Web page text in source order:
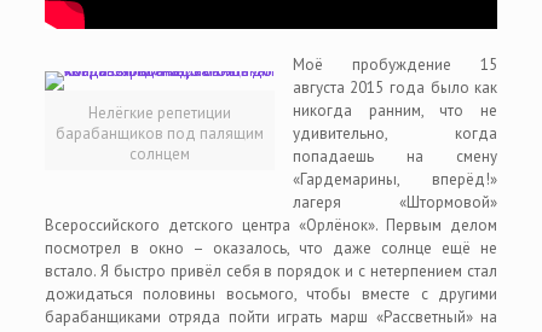
Нелёгкие репетиции
барабанщиков под палящим
солнцем
Моё пробуждение 15
августа 2015 года было как
никогда ранним, что не
удивительно, когда
попадаешь на смену
«Гардемарины, вперёд!»
лагеря «Штормовой»
Всероссийского детского центра «Орлёнок». Первым делом
посмотрел в окно – оказалось, что даже солнце ещё не
встало. Я быстро привёл себя в порядок и с нетерпением стал
дожидаться половины восьмого, чтобы вместе с другими
барабанщиками отряда пойти играть марш «Рассветный» на